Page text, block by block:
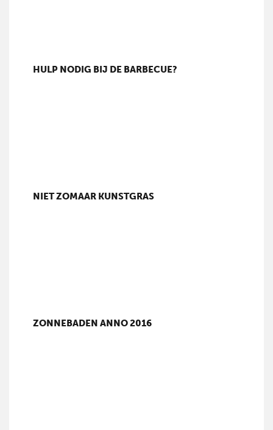
HULP NODIG BIJ DE BARBECUE?
NIET ZOMAAR KUNSTGRAS
ZONNEBADEN ANNO 2016